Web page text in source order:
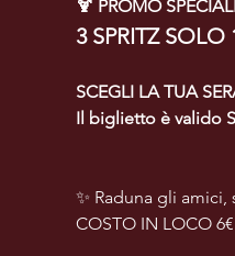
🍹 PROMO
3 SPRITZ SOLO
SCEGLI LA TUA
Il biglietto è valido
✨ Raduna gli
COSTO IN LOCO 6€